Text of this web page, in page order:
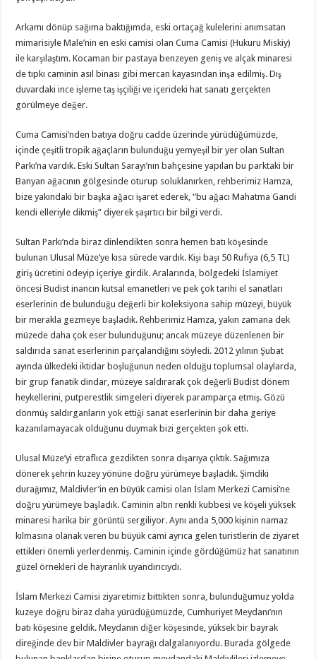
Arkamı dönüp sağıma baktığımda, eski ortaçağ kulelerini anımsatan
mimarisiyle Male’nin en eski camisi olan Cuma Camisi (Hukuru Miskiy)
ile karşılaştım. Kocaman bir pastaya benzeyen geniş ve alçak minaresi
de tıpkı caminin asıl binası gibi mercan kayasından inşa edilmiş. Dış
duvardaki ince işleme taş işçiliği ve içerideki hat sanatı gerçekten
görülmeye değer.
Cuma Camisi’nden batıya doğru cadde üzerinde yürüdüğümüzde,
içinde çeşitli tropik ağaçların bulunduğu yemyeşil bir yer olan Sultan
Parkı’na vardık. Eski Sultan Sarayı’nın bahçesine yapılan bu parktaki bir
Banyan ağacının gölgesinde oturup soluklanırken, rehberimiz Hamza,
bize yakındaki bir başka ağacı işaret ederek, “bu ağacı Mahatma Gandi
kendi elleriyle dikmiş” diyerek şaşırtıcı bir bilgi verdi.
Sultan Parkı’nda biraz dinlendikten sonra hemen batı köşesinde
bulunan Ulusal Müze’ye kısa sürede vardık. Kişi başı 50 Rufiya (6,5 TL)
giriş ücretini ödeyip içeriye girdik. Aralarında, bölgedeki İslamiyet
öncesi Budist inancın kutsal emanetleri ve pek çok tarihi el sanatları
eserlerinin de bulunduğu değerli bir koleksiyona sahip müzeyi, büyük
bir merakla gezmeye başladık. Rehberimiz Hamza, yakın zamana dek
müzede daha çok eser bulunduğunu; ancak müzeye düzenlenen bir
saldırıda sanat eserlerinin parçalandığını söyledi. 2012 yılının Şubat
ayında ülkedeki iktidar boşluğunun neden olduğu toplumsal olaylarda,
bir grup fanatik dindar, müzeye saldırarak çok değerli Budist dönem
heykellerini, putperestlik simgeleri diyerek paramparça etmiş. Gözü
dönmüş saldırganların yok ettiği sanat eserlerinin bir daha geriye
kazanılamayacak olduğunu duymak bizi gerçekten şok etti.
Ulusal Müze’yi etraflıca gezdikten sonra dışarıya çıktık. Sağımıza
dönerek şehrin kuzey yönüne doğru yürümeye başladık. Şimdiki
durağımız, Maldivler’in en büyük camisi olan İslam Merkezi Camisi’ne
doğru yürümeye başladık. Caminin altın renkli kubbesi ve köşeli yüksek
minaresi harika bir görüntü sergiliyor. Aynı anda 5,000 kişinin namaz
kılmasına olanak veren bu büyük cami ayrıca gelen turistlerin de ziyaret
ettikleri önemli yerlerdenmiş. Caminin içinde gördüğümüz hat sanatının
güzel örnekleri de hayranlık uyandırıcıydı.
İslam Merkezi Camisi ziyaretimiz bittikten sonra, bulunduğumuz yolda
kuzeye doğru biraz daha yürüdüğümüzde, Cumhuriyet Meydanı’nın
batı köşesine geldik. Meydanın diğer köşesinde, yüksek bir bayrak
direğinde dev bir Maldivler bayrağı dalgalanıyordu. Burada gölgede